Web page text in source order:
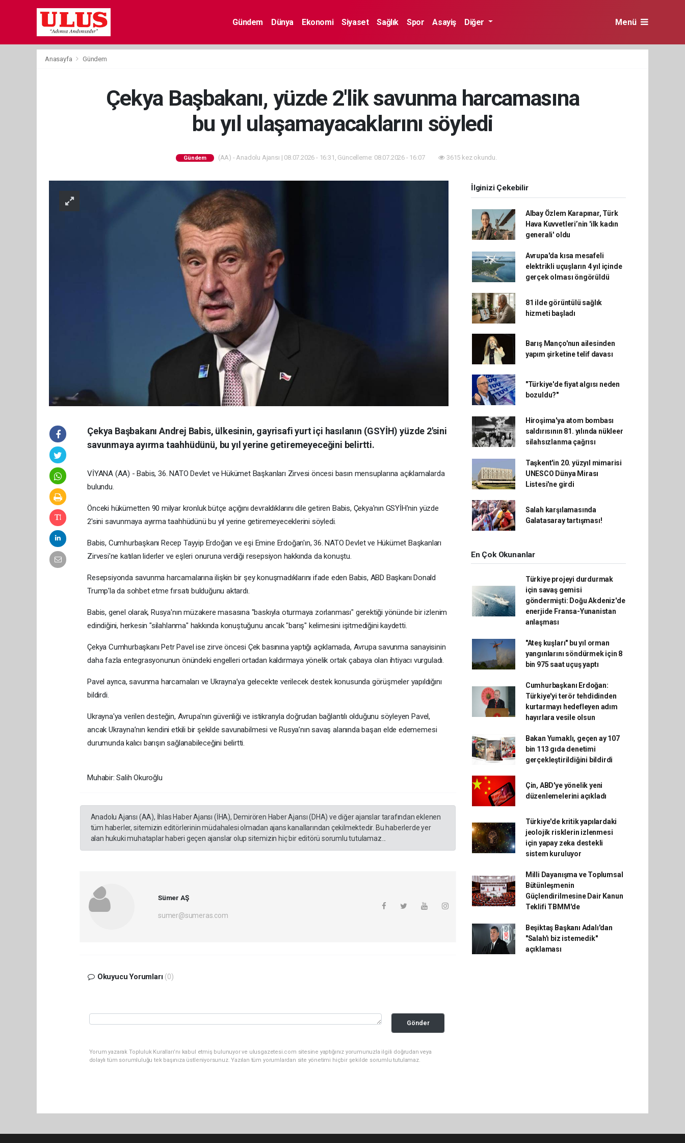
Gündem Dünya Ekonomi Siyaset Sağlık Spor Asayiş Diğer Menü
Anasayfa Gündem
Çekya Başbakanı, yüzde 2'lik savunma harcamasına
bu yıl ulaşamayacaklarını söyledi
Gündem (AA) - Anadolu Ajansı | 08.07.2026 - 16:31, Güncelleme: 08.07.2026 - 16:07 3615 kez okundu.
Çekya Başbakanı Andrej Babis, ülkesinin, gayrisafi yurt içi hasılanın (GSYİH) yüzde 2'sini
savunmaya ayırma taahhüdünü, bu yıl yerine getiremeyeceğini belirtti.
VİYANA (AA) - Babis, 36.⁠ NATO Devlet ve Hükümet Başkanları Zirvesi öncesi basın mensuplarına açıklamalarda
bulundu.
Önceki hükümetten 90 milyar kronluk bütçe açığını devraldıklarını dile getiren Babis, Çekya'nın GSYİH'nin yüzde
2'sini savunmaya ayırma taahhüdünü bu yıl yerine getiremeyeceklerini söyledi.
Babis, Cumhurbaşkanı Recep Tayyip Erdoğan ve eşi Emine Erdoğan'ın, 36. NATO Devlet ve Hükümet Başkanları
Zirvesi'ne katılan liderler ve eşleri onuruna verdiği resepsiyon hakkında da konuştu.
Resepsiyonda savunma harcamalarına ilişkin bir şey konuşmadıklarını ifade eden Babis, ABD Başkanı Donald
Trump'la da sohbet etme fırsatı bulduğunu aktardı.
Babis, genel olarak, Rusya'nın müzakere masasına "baskıyla oturmaya zorlanması" gerektiği yönünde bir izlenim
edindiğini, herkesin "silahlanma" hakkında konuştuğunu ancak "barış" kelimesini işitmediğini kaydetti.
Çekya Cumhurbaşkanı Petr Pavel ise zirve öncesi Çek basınına yaptığı açıklamada, Avrupa savunma sanayisinin
daha fazla entegrasyonunun önündeki engelleri ortadan kaldırmaya yönelik ortak çabaya olan ihtiyacı vurguladı.
Pavel ayrıca, savunma harcamaları ve Ukrayna’ya gelecekte verilecek destek konusunda görüşmeler yapıldığını
bildirdi.
Ukrayna'ya verilen desteğin, Avrupa'nın güvenliği ve istikrarıyla doğrudan bağlantılı olduğunu söyleyen Pavel,
ancak Ukrayna’nın kendini etkili bir şekilde savunabilmesi ve Rusya’nın savaş alanında başarı elde edememesi
durumunda kalıcı barışın sağlanabileceğini belirtti.
Muhabir: Salih Okuroğlu
Anadolu Ajansı (AA), İhlas Haber Ajansı (İHA), Demirören Haber Ajansı (DHA) ve diğer ajanslar tarafından eklenen
tüm haberler, sitemizin editörlerinin müdahalesi olmadan ajans kanallarından çekilmektedir. Bu haberlerde yer
alan hukuki muhataplar haberi geçen ajanslar olup sitemizin hiç bir editörü sorumlu tutulamaz...
Sümer AŞ
sumer@sumeras.com
Okuyucu Yorumları (0)
Gönder
Yorum yazarak Topluluk Kuralları’nı kabul etmiş bulunuyor ve ulusgazetesi.com sitesine yaptığınız yorumunuzla ilgili doğrudan veya
dolaylı tüm sorumluluğu tek başınıza üstleniyorsunuz. Yazılan tüm yorumlardan site yönetimi hiçbir şekilde sorumlu tutulamaz.
İlginizi Çekebilir
Albay Özlem Karapınar, Türk
Hava Kuvvetleri’nin 'ilk kadın
generali' oldu
Avrupa'da kısa mesafeli
elektrikli uçuşların 4 yıl içinde
gerçek olması öngörüldü
81 ilde görüntülü sağlık
hizmeti başladı
Barış Manço'nun ailesinden
yapım şirketine telif davası
"Türkiye'de fiyat algısı neden
bozuldu?"
Hiroşima'ya atom bombası
saldırısının 81. yılında nükleer
silahsızlanma çağrısı
Taşkent'in 20. yüzyıl mimarisi
UNESCO Dünya Mirası
Listesi'ne girdi
Salah karşılamasında
Galatasaray tartışması!
En Çok Okunanlar
Türkiye projeyi durdurmak
için savaş gemisi
göndermişti: Doğu Akdeniz'de
enerjide Fransa-Yunanistan
anlaşması
"Ateş kuşları" bu yıl orman
yangınlarını söndürmek için 8
bin 975 saat uçuş yaptı
Cumhurbaşkanı Erdoğan:
Türkiye'yi terör tehdidinden
kurtarmayı hedefleyen adım
hayırlara vesile olsun
Bakan Yumaklı, geçen ay 107
bin 113 gıda denetimi
gerçekleştirildiğini bildirdi
Çin, ABD'ye yönelik yeni
düzenlemelerini açıkladı
Türkiye'de kritik yapılardaki
jeolojik risklerin izlenmesi
için yapay zeka destekli
sistem kuruluyor
Milli Dayanışma ve Toplumsal
Bütünleşmenin
Güçlendirilmesine Dair Kanun
Teklifi TBMM'de
Beşiktaş Başkanı Adalı'dan
"Salah'ı biz istemedik"
açıklaması